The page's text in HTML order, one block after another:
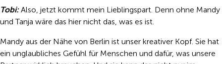
Tobi:Also, jetzt kommt mein Lieblingspart. Denn ohne Mandy
und Tanja wäre das hier nicht das, was es ist.
Mandy aus der Nähe von Berlin ist unser kreativer Kopf. Sie hat
ein unglaubliches Gefühl für Menschen und dafür, was unsere